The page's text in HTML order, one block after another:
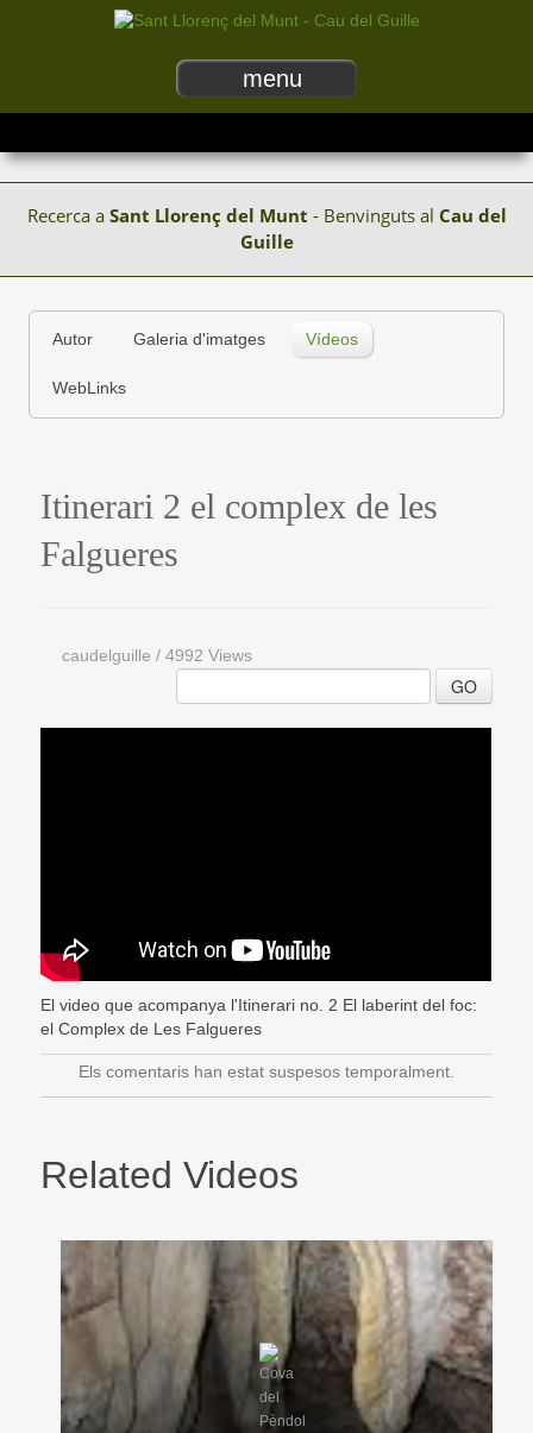
menu
Recerca a Sant Llorenç del Munt - Benvinguts al Cau del
Guille
Autor Galeria d'imatges Vídeos
WebLinks
Itinerari 2 el complex de les
Falgueres
caudelguille /4992 Views
GO
El video que acompanya l'Itinerari no. 2 El laberint del foc:
el Complex de Les Falgueres
Els comentaris han estat suspesos temporalment.
Related Videos